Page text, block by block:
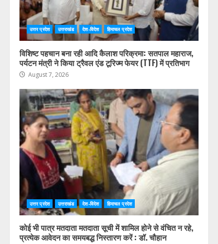
उत्तर प्रदेश उत्तराखंड देश-विदेश हिमाचल प्रदेश
विशिष्ट पहचान बना रही आदि कैलाश परिक्रमा: सतपाल महाराज,
पर्यटन मंत्री ने किया ट्रैवल एंड टूरिज्म फेयर (TTF) में प्रतिभाग
August 7, 2026
उत्तर प्रदेश उत्तराखंड देश-विदेश हिमाचल प्रदेश
कोई भी पात्र मतदाता मतदाता सूची में शामिल होने से वंचित न रहे,
प्रत्येक आवेदन का समयबद्ध निस्तारण करें : डॉ. चौहान